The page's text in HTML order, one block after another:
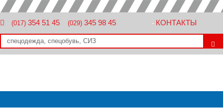
(017) 354 51 45 (029) 345 98 45 - КОНТАКТЫ